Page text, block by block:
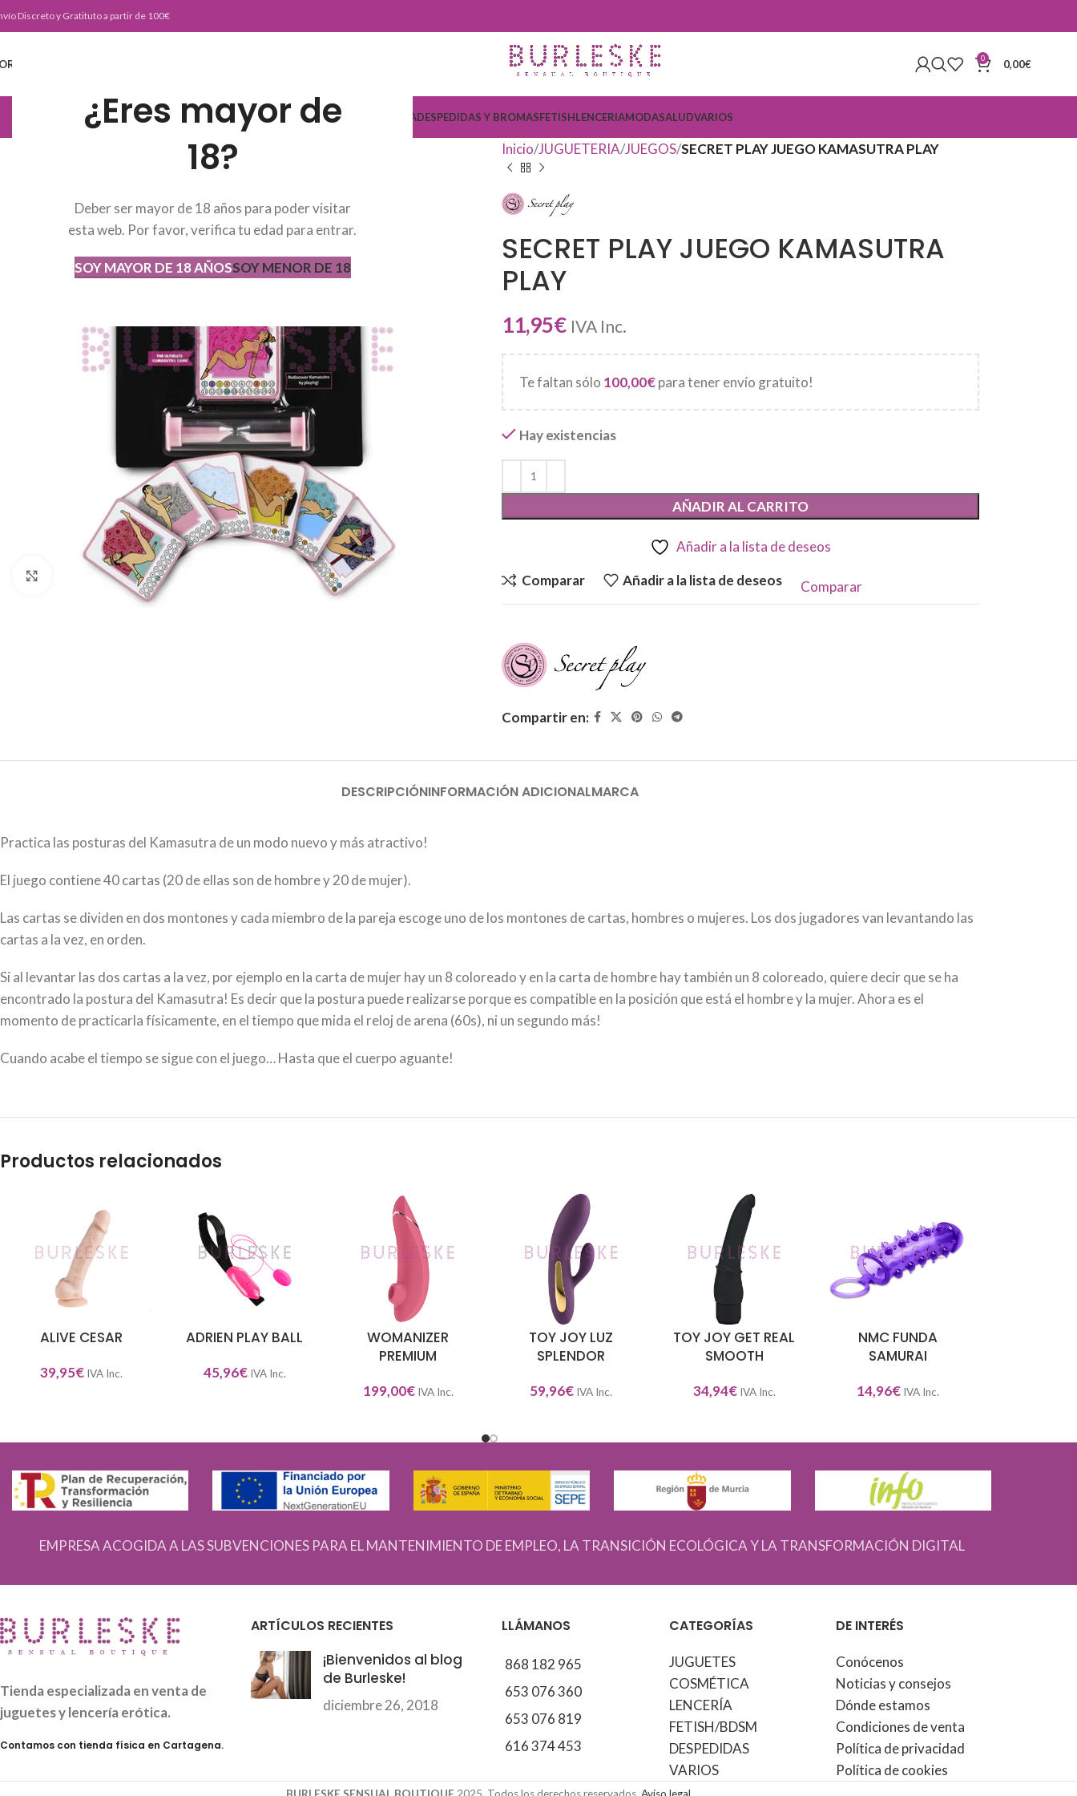
¿Eres mayor de
18?
Deber ser mayor de 18 años para poder visitar
esta web. Por favor, verifica tu edad para entrar.
SOY MAYOR DE 18 AÑOSSOY MENOR DE 18
Discreto y Gratituto a partir de 100€
0 0,00€
JUGUETERIA COSMETICADESPEDIDAS Y BROMASFETISHLENCERIAMODASALUDVARIOS
Haga Click para agrandar
Inicio JUGUETERIA JUEGOS SECRET PLAY JUEGO KAMASUTRA PLAY
SECRET PLAY JUEGO KAMASUTRA
PLAY
11,95€ IVA Inc.
Te faltan sólo 100,00€para tener envío gratuito!
Hay existencias
AÑADIR AL CARRITO
Añadir a la lista de deseos
Comparar Añadir a la lista de deseos Comparar
Compartir en:
DESCRIPCIÓNINFORMACIÓN ADICIONALMARCA
Practica las posturas del Kamasutra de un modo nuevo y más atractivo!
El juego contiene 40 cartas (20 de ellas son de hombre y 20 de mujer).
Las cartas se dividen en dos montones y cada miembro de la pareja escoge uno de los montones de cartas, hombres o mujeres. Los dos jugadores van levantando las
cartas a la vez, en orden.
Si al levantar las dos cartas a la vez, por ejemplo en la carta de mujer hay un 8 coloreado y en la carta de hombre hay también un 8 coloreado, quiere decir que se ha
encontrado la postura del Kamasutra! Es decir que la postura puede realizarse porque es compatible en la posición que está el hombre y la mujer. Ahora es el
momento de practicarla físicamente, en el tiempo que mida el reloj de arena (60s), ni un segundo más!
Cuando acabe el tiempo se sigue con el juego… Hasta que el cuerpo aguante!
Productos relacionados
AÑADIR AL CARRITO
ALIVE CESAR
39,95€ IVA Inc.
AÑADIR AL CARRITO
ADRIEN PLAY BALL
45,96€ IVA Inc.
SELECCIONAR OPCIONES
WOMANIZER
PREMIUM
199,00€ IVA Inc.
SELECCIONAR OPCIONES
TOY JOY LUZ
SPLENDOR
59,96€ IVA Inc.
SELECCIONAR OPCIONES
TOY JOY GET REAL
SMOOTH
34,94€ IVA Inc.
SELECCIONAR OPCIONES
NMC FUNDA
SAMURAI
14,96€ IVA Inc.
EMPRESA ACOGIDA A LAS SUBVENCIONES PARA EL MANTENIMIENTO DE EMPLEO, LA TRANSICIÓN ECOLÓGICA Y LA TRANSFORMACIÓN DIGITAL
Tienda especializada en venta de
juguetes y lencería erótica.
Contamos con tienda física en Cartagena.
ARTÍCULOS RECIENTES
¡Bienvenidos al blog
de Burleske!
diciembre 26, 2018
LLÁMANOS
868 182 965
653 076 360
653 076 819
616 374 453
CATEGORÍAS
JUGUETES
COSMÉTICA
LENCERÍA
FETISH/BDSM
DESPEDIDAS
VARIOS
DE INTERÉS
Conócenos
Noticias y consejos
Dónde estamos
Condiciones de venta
Política de privacidad
Política de cookies
BURLESKE SENSUAL BOUTIQUE 2025. Todos los derechos reservados. Aviso legal.